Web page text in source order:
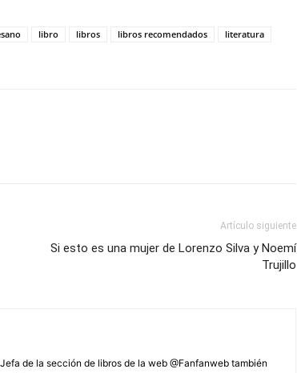
libro libros libros recomendados
literatura
Artículo siguiente
Si esto es una mujer de Lorenzo Silva y Noemí
Trujillo
de la sección de libros de la web @Fanfanweb también